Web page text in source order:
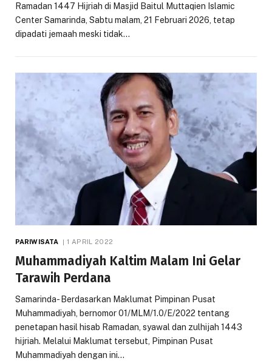
Ramadan 1447 Hijriah di Masjid Baitul Muttaqien Islamic
Center Samarinda, Sabtu malam, 21 Februari 2026, tetap
dipadati jemaah meski tidak…
PARIWISATA 1 APRIL 2022
Muhammadiyah Kaltim Malam Ini Gelar
Tarawih Perdana
Samarinda- Berdasarkan Maklumat Pimpinan Pusat
Muhammadiyah, bernomor 01/MLM/1.0/E/2022 tentang
penetapan hasil hisab Ramadan, syawal dan zulhijah 1443
hijriah. Melalui Maklumat tersebut, Pimpinan Pusat
Muhammadiyah dengan ini…